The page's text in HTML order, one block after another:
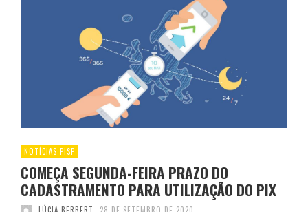
NOTÍCIAS PISP
COMEÇA SEGUNDA-FEIRA PRAZO DO
CADASTRAMENTO PARA UTILIZAÇÃO DO PIX